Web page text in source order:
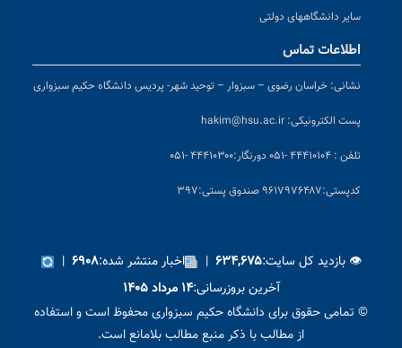
سایر دانشگاههای دولتی
اطلاعات تماس
نشانی: خراسان رضوی – سبزوار – توحید شهر- پردیس دانشگاه حکیم سبزواری
پست الکترونیکی: hakim@hsu.ac.ir
تلفن : ۴۴۴۱۰۱۰۴ -۰۵۱ دورنگار:۴۴۴۱۰۳۰۰ -۰۵۱
کدپستی:۹۶۱۷۹۷۶۴۸۷ صندوق پستی:۳۹۷
👁 بازدید کل سایت:۶۳۴,۶۷۵ | اخبار منتشر شده:۶۹۰۸ |
آخرین بروزرسانی:۱۴ مرداد ۱۴۰۵
© تمامی حقوق برای دانشگاه حکیم سبزواری محفوظ است و استفاده
از مطالب با ذکر منبع مطالب بلامانع است.